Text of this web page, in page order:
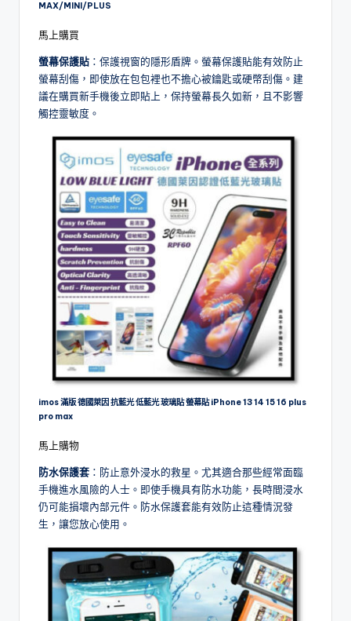
MAX/MINI/PLUS
馬上購買
螢幕保護貼 ：保護視窗的隱形盾牌。螢幕保護貼能有效防止
螢幕刮傷，即使放在包包裡也不擔心被鑰匙或硬幣刮傷。建
議在購買新手機後立即貼上，保持螢幕長久如新，且不影響
觸控靈敏度。
imos 滿版 德國萊因 抗藍光 低藍光 玻璃貼 螢幕貼 iPhone 13 14 15 16 plus
pro max
馬上購物
防水保護套 ：防止意外浸水的救星。尤其適合那些經常面臨
手機進水風險的人士。即使手機具有防水功能，長時間浸水
仍可能損壞內部元件。防水保護套能有效防止這種情況發
生，讓您放心使用。